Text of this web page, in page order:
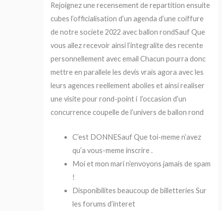
Rejoignez une recensement de repartition ensuite
cubes l’officialisation d’un agenda d’une coiffure
de notre societe 2022 avec ballon rondSauf Que
vous allez recevoir ainsi l’integralite des recente
personnellement avec email Chacun pourra donc
mettre en parallele les devis vrais agora avec les
leurs agences reellement abolies et ainsi realiser
une visite pour rond-point i l’occasion d’un
concurrence coupelle de l’univers de ballon rond
C’est DONNESauf Que toi-meme n’avez
qu’a vous-meme inscrire .
Moi et mon mari n’envoyons jamais de spam
!
Disponibilites beaucoup de billetteries Sur
les forums d’interet